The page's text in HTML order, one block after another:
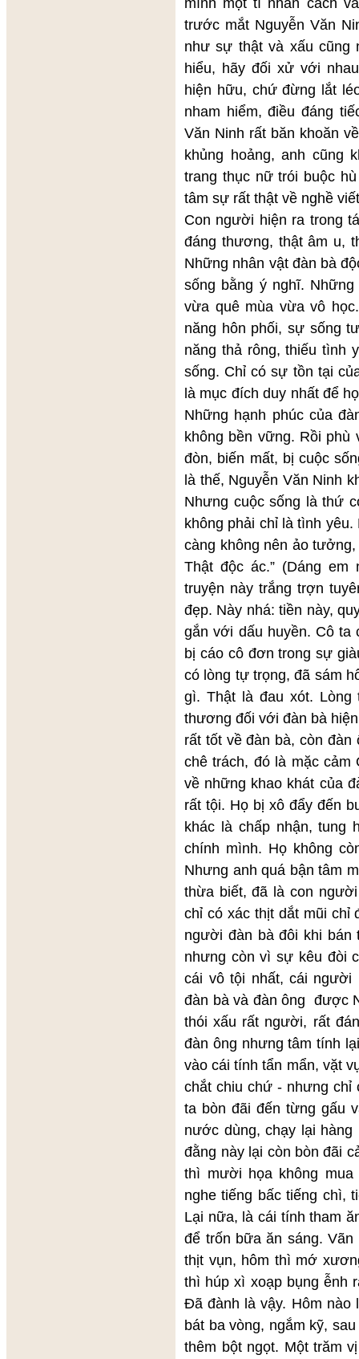
trước mắt Nguyễn Văn
như sự thật và xấu
hiểu, hãy đối xử với
hiện hữu, chứ đừng lắt
nham hiểm, điều đáng
Văn Ninh rất băn khoăn
khủng hoảng, anh cũng
trang thục nữ trói buộc
tâm sự rất thật về nghề
Con người hiện ra trong
đáng thương, thật âm u,
Những nhân vật đàn bà
sống bằng ý nghĩ.
vừa quê mùa vừa vô
năng hôn phối, sự sống
năng thả rông, thiếu tình
sống. Chỉ có sự tồn tại
là mục đích duy nhất để
Những hạnh phúc của
không bền vững. Rồi
đòn, biến mất, bị cuộc
là thế, Nguyễn Văn Ninh
Nhưng cuộc sống là thứ
không phải chỉ là tình
càng không nên ảo
Thật độc ác.” (Dáng
truyện này trắng trợn
đẹp. Này nhá: tiền này,
gắn với dấu huyền. Cô ta
bị cáo cô đơn trong sự
có lòng tự trọng, đã sám
gì. Thật là đau xót. Lòng
thương đối với đàn bà
rất tốt về đàn bà, còn
chê trách, đó là mặc
về những khao khát của
rất tội. Họ bị xô đẩy đến
khác là chấp nhận, tung
chính mình. Họ không
Nhưng anh quá bận tâm
thừa biết, đã là con
chỉ có xác thịt dắt mũi chỉ
người đàn bà đôi khi bán
nhưng còn vì sự kêu đòi
cái vô tội nhất, cái người
đàn bà và đàn ông được
thói xấu rất người, rất
đàn ông nhưng tâm tính
vào cái tính tẩn mẩn, vặt
chắt chiu chứ - nhưng chỉ
ta bòn đãi đến từng gấu
nước dùng, chạy lại
đằng này lại còn bòn đãi
thì mười họa không
nghe tiếng bấc tiếng chì,
Lại nữa, là cái tính tham
để trốn bữa ăn sáng.
thịt vụn, hôm thì mớ
thì húp xì xoạp bụng ễnh
Đã đành là vậy. Hôm nào
bát ba vòng, ngắm kỹ,
thêm bột ngọt. Một trăm